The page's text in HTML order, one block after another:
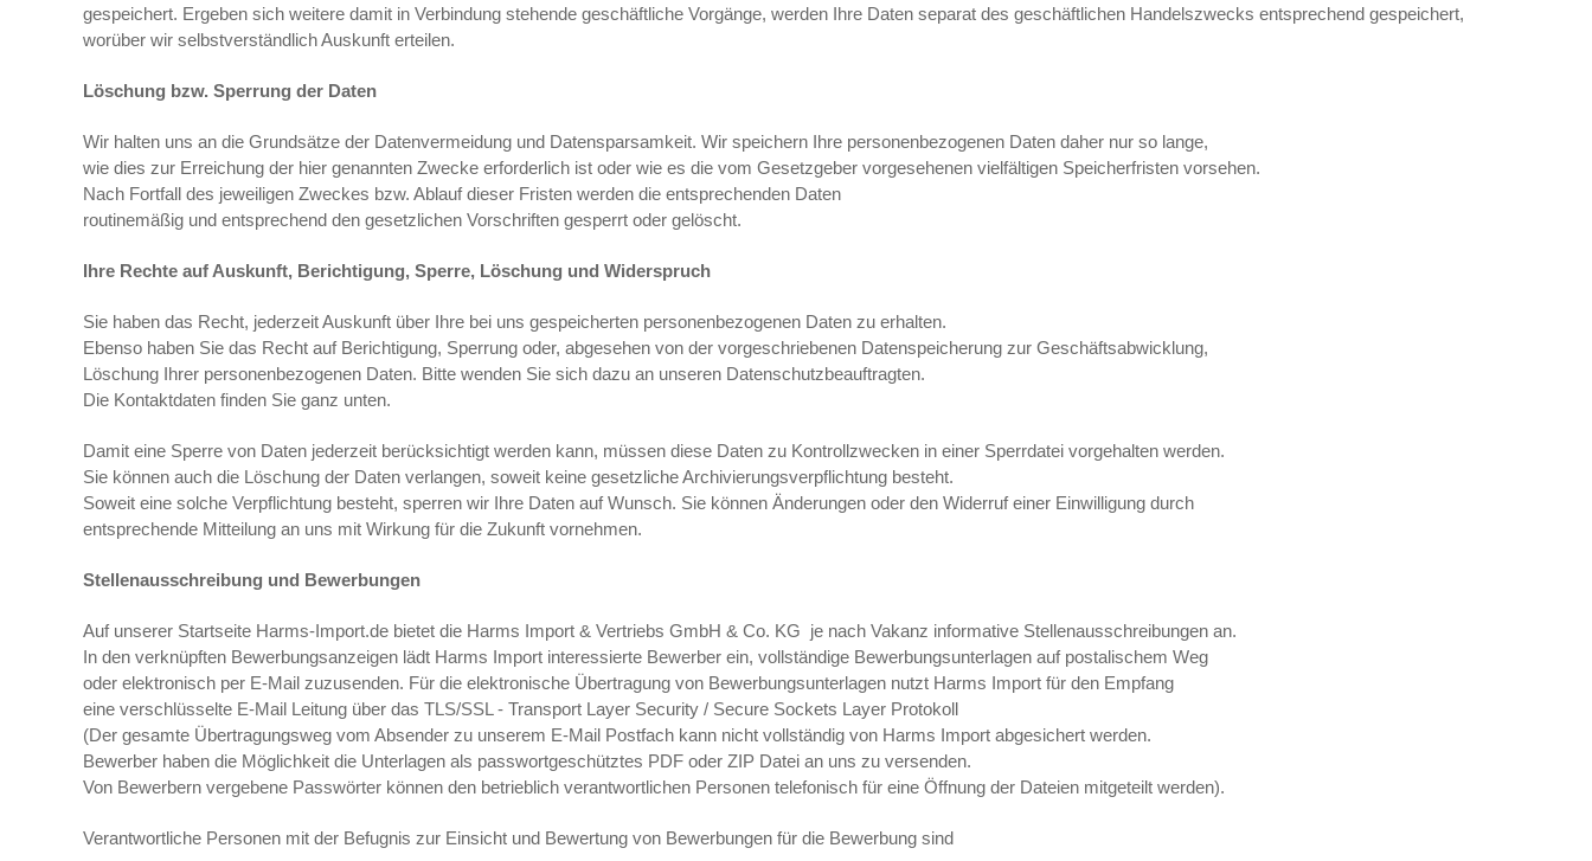
gespeichert. Ergeben sich weitere damit in Verbindung stehende geschäftliche Vorgänge, werden Ihre Daten separat des geschäftlichen Handelszwecks entsprechend gespeichert,
worüber wir selbstverständlich Auskunft erteilen.
Löschung bzw. Sperrung der Daten
Wir halten uns an die Grundsätze der Datenvermeidung und Datensparsamkeit. Wir speichern Ihre personenbezogenen Daten daher nur so lange,
wie dies zur Erreichung der hier genannten Zwecke erforderlich ist oder wie es die vom Gesetzgeber vorgesehenen vielfältigen Speicherfristen vorsehen.
Nach Fortfall des jeweiligen Zweckes bzw. Ablauf dieser Fristen werden die entsprechenden Daten
routinemäßig und entsprechend den gesetzlichen Vorschriften gesperrt oder gelöscht.
Ihre Rechte auf Auskunft, Berichtigung, Sperre, Löschung und Widerspruch
Sie haben das Recht, jederzeit Auskunft über Ihre bei uns gespeicherten personenbezogenen Daten zu erhalten.
Ebenso haben Sie das Recht auf Berichtigung, Sperrung oder, abgesehen von der vorgeschriebenen Datenspeicherung zur Geschäftsabwicklung,
Löschung Ihrer personenbezogenen Daten. Bitte wenden Sie sich dazu an unseren Datenschutzbeauftragten.
Die Kontaktdaten finden Sie ganz unten.
Damit eine Sperre von Daten jederzeit berücksichtigt werden kann, müssen diese Daten zu Kontrollzwecken in einer Sperrdatei vorgehalten werden.
Sie können auch die Löschung der Daten verlangen, soweit keine gesetzliche Archivierungsverpflichtung besteht.
Soweit eine solche Verpflichtung besteht, sperren wir Ihre Daten auf Wunsch. Sie können Änderungen oder den Widerruf einer Einwilligung durch
entsprechende Mitteilung an uns mit Wirkung für die Zukunft vornehmen.
Stellenausschreibung und Bewerbungen
Auf unserer Startseite Harms-Import.de bietet die Harms Import & Vertriebs GmbH & Co. KG je nach Vakanz informative Stellenausschreibungen an.
In den verknüpften Bewerbungsanzeigen lädt Harms Import interessierte Bewerber ein, vollständige Bewerbungsunterlagen auf postalischem Weg
oder elektronisch per E-Mail zuzusenden. Für die elektronische Übertragung von Bewerbungsunterlagen nutzt Harms Import für den Empfang
eine verschlüsselte E-Mail Leitung über das TLS/SSL - Transport Layer Security / Secure Sockets Layer Protokoll
(Der gesamte Übertragungsweg vom Absender zu unserem E-Mail Postfach kann nicht vollständig von Harms Import abgesichert werden.
Bewerber haben die Möglichkeit die Unterlagen als passwortgeschütztes PDF oder ZIP Datei an uns zu versenden.
Von Bewerbern vergebene Passwörter können den betrieblich verantwortlichen Personen telefonisch für eine Öffnung der Dateien mitgeteilt werden).
Verantwortliche Personen mit der Befugnis zur Einsicht und Bewertung von Bewerbungen für die Bewerbung sind